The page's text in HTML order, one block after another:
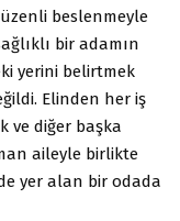
beslenmeyle
bir adamın
yerini belirtmek
Elinden her iş
ve diğer başka
aileyle birlikte
yer alan bir odada